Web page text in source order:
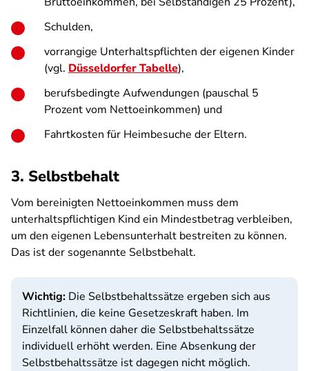
Schulden,
vorrangige Unterhaltspflichten der eigenen Kinder
(vgl. Düsseldorfer Tabelle),
berufsbedingte Aufwendungen (pauschal 5
Prozent vom Nettoeinkommen) und
Fahrtkosten für Heimbesuche der Eltern.
3. Selbstbehalt
Vom bereinigten Nettoeinkommen muss dem
unterhaltspflichtigen Kind ein Mindestbetrag verbleiben,
um den eigenen Lebensunterhalt bestreiten zu können.
Das ist der sogenannte Selbstbehalt.
Wichtig: Die Selbstbehaltssätze ergeben sich aus
Richtlinien, die keine Gesetzeskraft haben. Im
Einzelfall können daher die Selbstbehaltssätze
individuell erhöht werden. Eine Absenkung der
Selbstbehaltssätze ist dagegen nicht möglich.